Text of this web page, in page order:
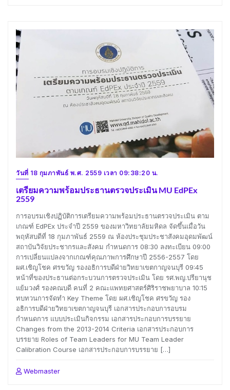
วันที่ 18 กุมภาพันธ์ พ.ศ. 2559 เวลา 09:38:20 น.
เตรียมความพร้อมประธานตรวจประเมิน MU EdPEx
2559
การอบรมเชิงปฏิบัติการเตรียมความพร้อมประธานตรวจประเมิน ตาม
เกณฑ์ EdPEx ประจำปี 2559 ของมหาวิทยาลัยมหิดล จัดขึ้นเมื่อวัน
พฤหัสบดีที่ 18 กุมภาพันธ์ 2559 ณ ห้องประชุมประชาสังคมอุดมพัฒน์
สถาบันวิจัยประชากรและสังคม กำหนดการ 08:30 ลงทะเบียน 09:00
การเปลี่ยนแปลงจากเกณฑ์คุณภาพการศึกษาปี 2556-2557 โดย
ผศ.เชิญโชค ศรขวัญ รองอธิการบดีฝ่ายวิทยาเขตกาญจนบุรี 09:45
หน้าที่ของประธานต่อกระบวนการตรวจประเมิน โดย รศ.พญ.ปรียานุช
แย้มวงศ์ รองคณบดี คนที่ 2 คณะแพทยศาสตร์ศิริราชพยาบาล 10:15
ทบทวนการจัดทำ Key Theme โดย ผศ.เชิญโชค ศรขวัญ รอง
อธิการบดีฝ่ายวิทยาเขตกาญจนบุรี เอกสารประกอบการอบรม
กำหนดการ แบบประเมินกิจกรรม เอกสารประกอบการบรรยาย
Changes from the 2013-2014 Criteria เอกสารประกอบการ
บรรยาย Roles of Team Leaders for MU Team Leader
Calibration Course เอกสารประกอบการบรรยาย […]
Webmaster